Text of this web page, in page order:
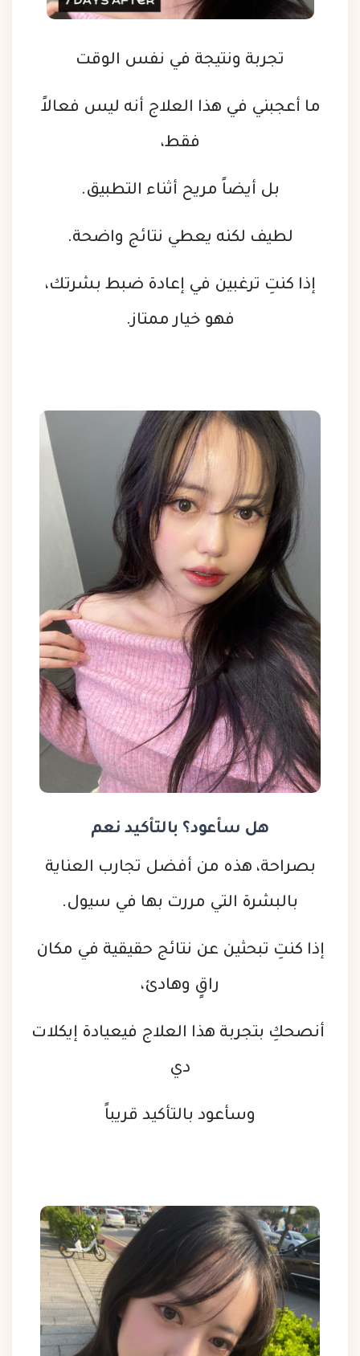
تجربة ونتيجة في نفس الوقت
ما أعجبني في هذا العلاج أنه ليس فعالاً
فقط،
بل أيضاً مريح أثناء التطبيق.
لطيف لكنه يعطي نتائج واضحة.
إذا كنتِ ترغبين في إعادة ضبط بشرتك،
فهو خيار ممتاز.
هل سأعود؟ بالتأكيد نعم
بصراحة، هذه من أفضل تجارب العناية
بالبشرة التي مررت بها في سيول.
إذا كنتِ تبحثين عن نتائج حقيقية في مكان
راقٍ وهادئ،
أنصحكِ بتجربة هذا العلاج فيعيادة إيكلات
دي
وسأعود بالتأكيد قريباً